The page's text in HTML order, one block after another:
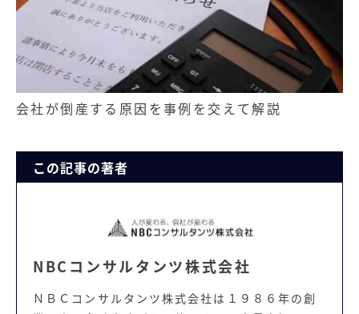
会社が倒産する原因を事例を交えて解説
この記事の著者
NBCコンサルタンツ株式会社
ＮＢＣコンサルタンツ株式会社は１９８６年の創